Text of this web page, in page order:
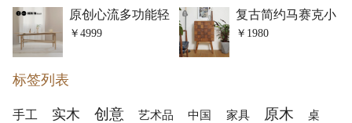
原创心流多功能轻
奢茶桌
￥4999
复古简约马赛克小
边角柜
￥1980
标签列表
手工 实木 创意 艺术品 中国 家具 原木 桌